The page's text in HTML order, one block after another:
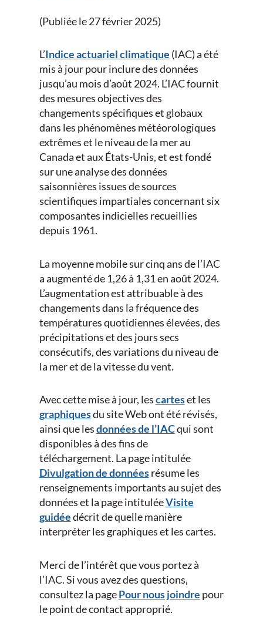
(Publiée le 27 février 2025)
L’Indice actuariel climatique (IAC) a été
mis à jour pour inclure des données
jusqu’au mois d’août 2024. L’IAC fournit
des mesures objectives des
changements spécifiques et globaux
dans les phénomènes météorologiques
extrêmes et le niveau de la mer au
Canada et aux États-Unis, et est fondé
sur une analyse des données
saisonnières issues de sources
scientifiques impartiales concernant six
composantes indicielles recueillies
depuis 1961.
La moyenne mobile sur cinq ans de l’IAC
a augmenté de 1,26 à 1,31 en août 2024.
L’augmentation est attribuable à des
changements dans la fréquence des
températures quotidiennes élevées, des
précipitations et des jours secs
consécutifs, des variations du niveau de
la mer et de la vitesse du vent.
Avec cette mise à jour, lescarteset les
graphiquesdu site Web ont été révisés,
ainsi que lesdonnées de l’IACqui sont
disponibles à des fins de
téléchargement. La page intitulée
Divulgation de donnéesrésume les
renseignements importants au sujet des
données et la page intituléeVisite
guidéedécrit de quelle manière
interpréter les graphiques et les cartes.
Merci de l’intérêt que vous portez à
l’IAC. Si vous avez des questions,
consultez la pagePour nous joindre pour
le point de contact approprié.